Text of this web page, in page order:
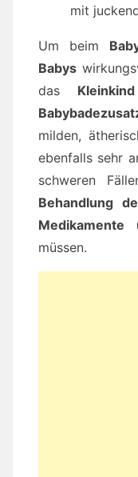
mit
Um beim
Babys
das Kleinkind
milden,
ebenfalls sehr
schweren
Behandlung
Medikamente
müssen.